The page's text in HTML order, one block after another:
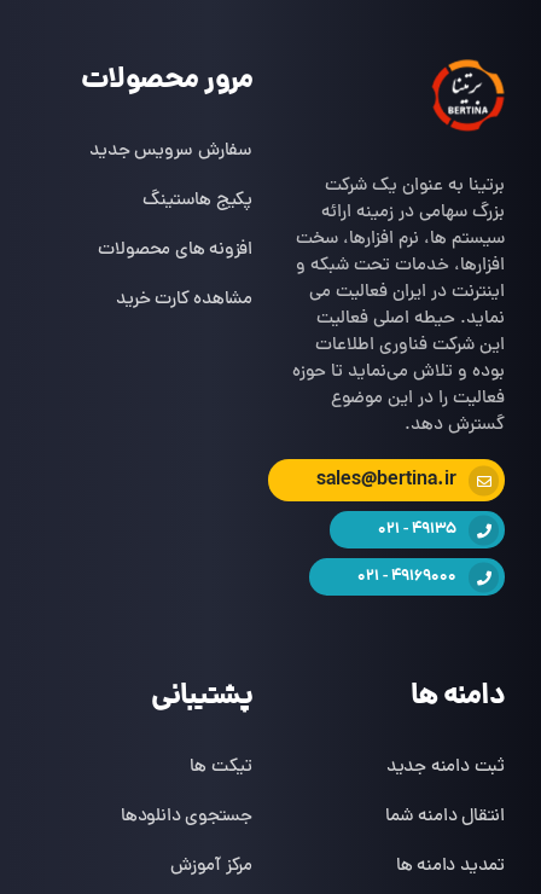
برتینا به عنوان یک شرکت
بزرگ سهامی در زمینه ارائه
سیستم ها، نرم افزارها، سخت
افزارها، خدمات تحت شبکه و
اینترنت در ایران فعالیت می
نماید. حیطه اصلی فعالیت
این شرکت فناوری اطلاعات
بوده و تلاش می‌نماید تا حوزه
فعالیت را در این موضوع
گسترش دهد.
sales@bertina.ir
49135 - 021
49169000 - 021
مرور محصولات
سفارش سرویس جدید
پکیج هاستینگ
افزونه های محصولات
مشاهده کارت خرید
دامنه ها
ثبت دامنه جدید
انتقال دامنه شما
تمدید دامنه ها
پشتیبانی
تیکت ها
جستجوی دانلودها
مرکز آموزش